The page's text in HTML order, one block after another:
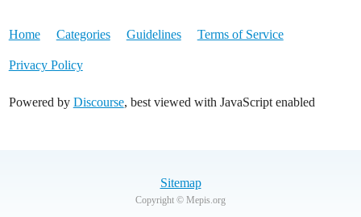
Home Categories Guidelines Terms of Service
Privacy Policy
Powered by Discourse, best viewed with JavaScript enabled
Sitemap
Copyright © Mepis.org